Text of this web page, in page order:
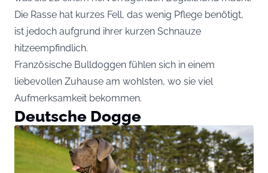
Die Rasse hat kurzes Fell, das wenig Pflege benötigt,
ist jedoch aufgrund ihrer kurzen Schnauze
hitzeempfindlich.
Französische Bulldoggen fühlen sich in einem
liebevollen Zuhause am wohlsten, wo sie viel
Aufmerksamkeit bekommen.
Deutsche Dogge